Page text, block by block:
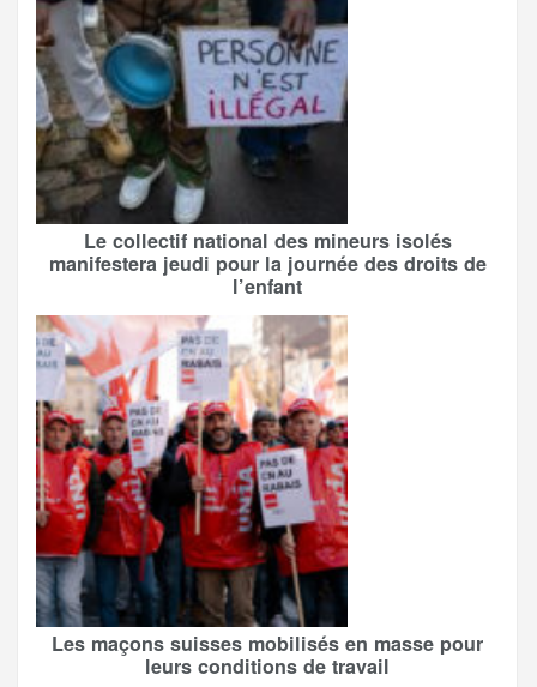
Le collectif national des mineurs isolés
manifestera jeudi pour la journée des droits de
l’enfant
Les maçons suisses mobilisés en masse pour
leurs conditions de travail